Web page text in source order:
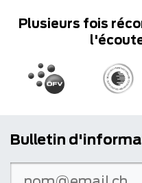
Plusieurs fois
Bulletin